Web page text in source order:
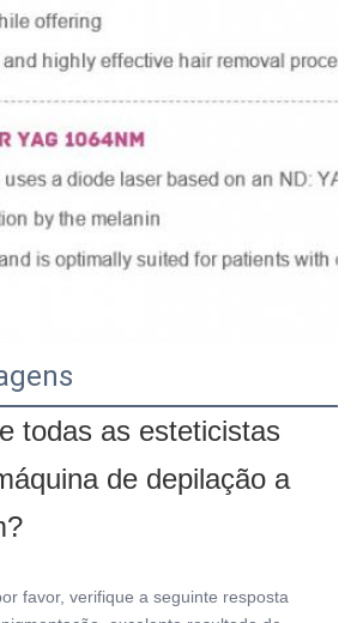
todas as esteticistas
de depilação a
favor, verifique a seguinte resposta